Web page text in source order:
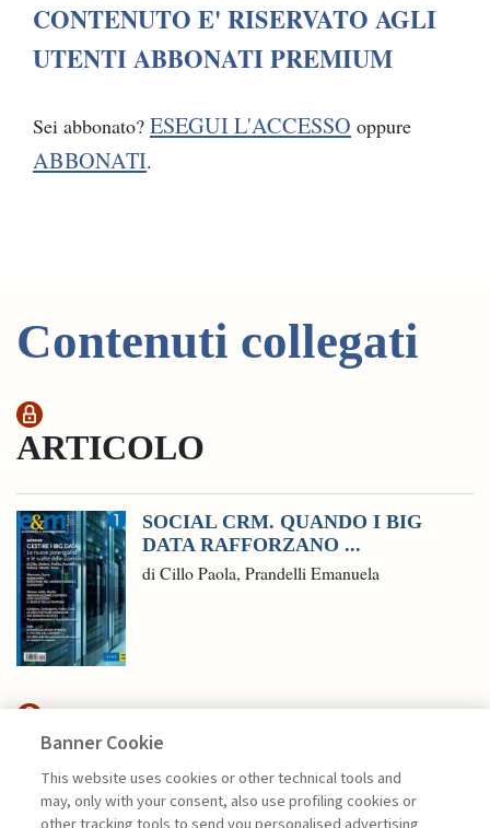
CONTENUTO E' RISERVATO AGLI
UTENTI ABBONATI PREMIUM
Sei abbonato? ESEGUI L'ACCESSO oppure
ABBONATI.
Contenuti collegati
ARTICOLO
SOCIAL CRM. QUANDO I BIG
DATA RAFFORZANO ...
di Cillo Paola, Prandelli Emanuela
NEXTGEN MANAGEMENT
L’IMPATTO DELLA PANDEMIA
Banner Cookie
This website uses cookies or other technical tools and
may, only with your consent, also use profiling cookies or